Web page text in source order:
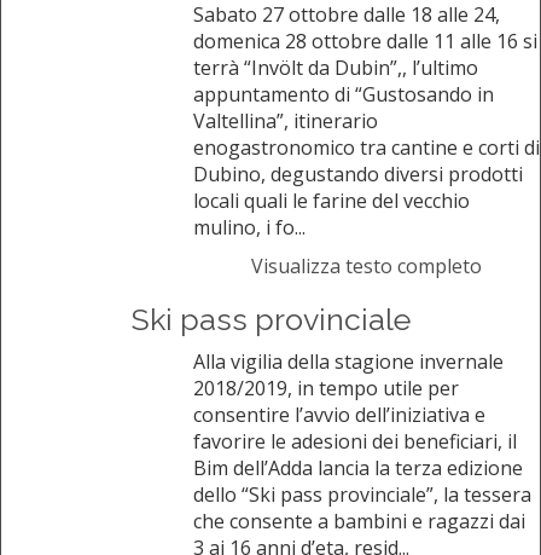
Sabato 27 ottobre dalle 18 alle 24,
domenica 28 ottobre dalle 11 alle 16 si
terrà “Invölt da Dubin”,, l’ultimo
appuntamento di “Gustosando in
Valtellina”, itinerario
enogastronomico tra cantine e corti di
Dubino, degustando diversi prodotti
locali quali le farine del vecchio
mulino, i fo...
Visualizza testo completo
Ski pass provinciale
Alla vigilia della stagione invernale
2018/2019, in tempo utile per
consentire l’avvio dell’iniziativa e
favorire le adesioni dei beneficiari, il
Bim dell’Adda lancia la terza edizione
dello “Ski pass provinciale”, la tessera
che consente a bambini e ragazzi dai
3 ai 16 anni d’eta, resid...